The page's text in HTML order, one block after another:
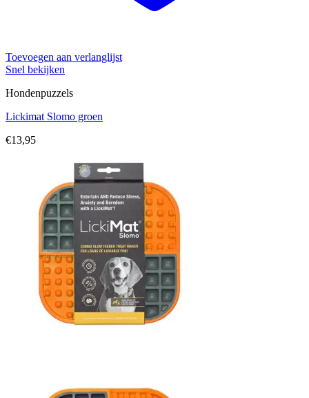
Toevoegen aan verlanglijst
Snel bekijken
Hondenpuzzels
Lickimat Slomo groen
€13,95